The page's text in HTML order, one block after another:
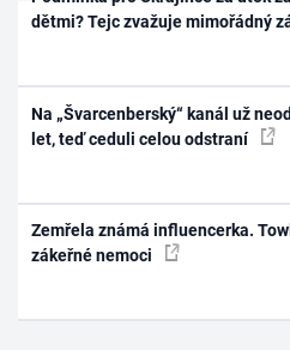
dětmi? Tejc zvažuje mimořádný
Na „Švarcenberský“ kanál už
let, teď ceduli celou odstraní
Zemřela známá influencerka.
zákeřné nemoci